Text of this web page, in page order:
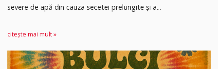
severe de apă din cauza secetei prelungite și a...
citește mai mult »